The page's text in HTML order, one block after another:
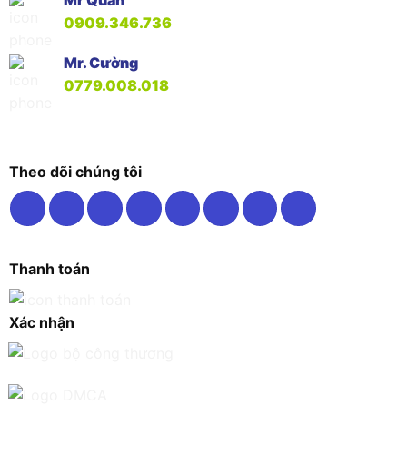
0909.346.736
Mr. Cường
0779.008.018
Theo dõi chúng tôi
Thanh toán
Xác nhận